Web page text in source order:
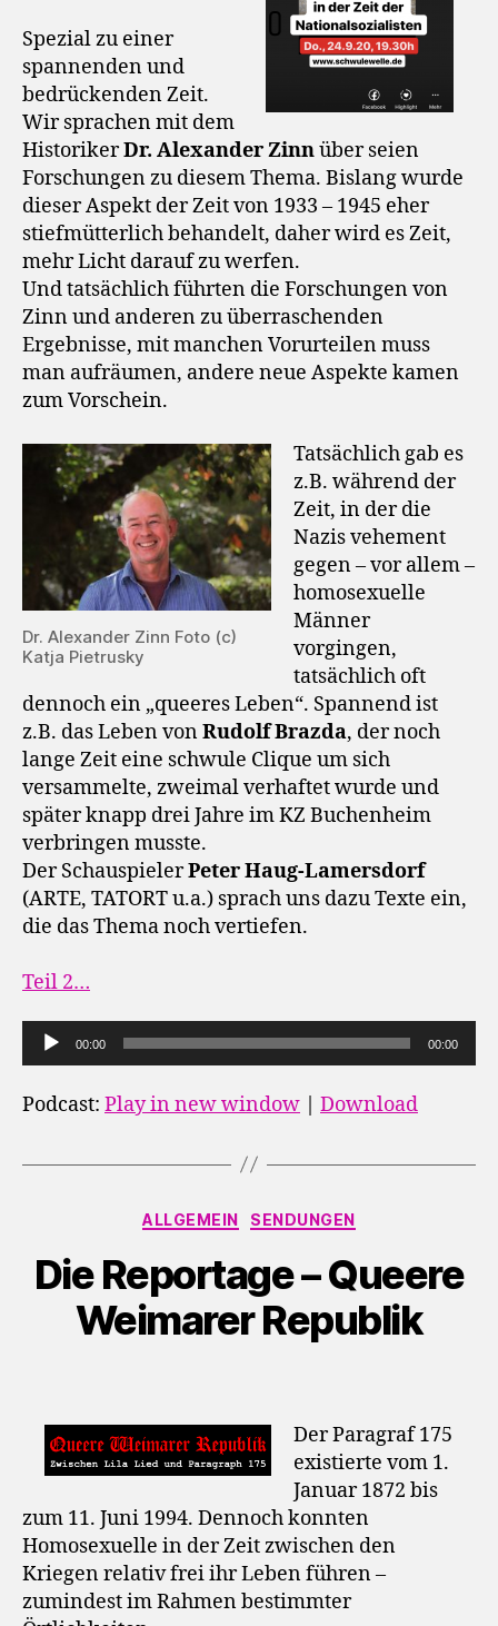
Spezial zu einer
spannenden und
bedrückenden Zeit.
Wir sprachen mit dem
HistorikerDr. Alexander Zinnüber seien
Forschungen zu diesem Thema. Bislang wurde
dieser Aspekt der Zeit von 1933 – 1945 eher
stiefmütterlich behandelt, daher wird es Zeit,
mehr Licht darauf zu werfen.
Und tatsächlich führten die Forschungen von
Zinn und anderen zu überraschenden
Ergebnisse, mit manchen Vorurteilen muss
man aufräumen, andere neue Aspekte kamen
zum Vorschein.
Dr. Alexander Zinn Foto (c)
Katja Pietrusky
Tatsächlich gab es
z.B. während der
Zeit, in der die
Nazis vehement
gegen – vor allem –
homosexuelle
Männer
vorgingen,
tatsächlich oft
dennoch ein „queeres Leben“. Spannend ist
z.B. das Leben vonRudolf Brazda, der noch
lange Zeit eine schwule Clique um sich
versammelte, zweimal verhaftet wurde und
später knapp drei Jahre im KZ Buchenheim
verbringen musste.
Der SchauspielerPeter Haug-Lamersdorf
(ARTE, TATORT u.a.) sprach uns dazu Texte ein,
die das Thema noch vertiefen.
Teil 2…
u
d
00:00 00:00
Podcast: Play in new window Download
Kategorien
ALLGEMEIN SENDUNGEN
Die Reportage – Queere
Weimarer Republik
Der Paragraf 175
existierte vom 1.
Januar 1872 bis
zum 11. Juni 1994. Dennoch konnten
Homosexuelle in der Zeit zwischen den
Kriegen relativ frei ihr Leben führen –
zumindest im Rahmen bestimmter